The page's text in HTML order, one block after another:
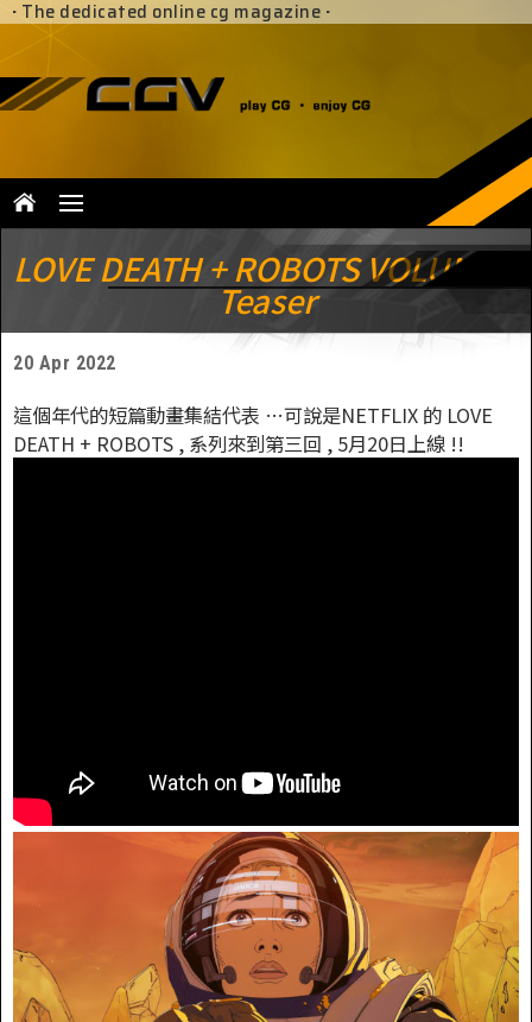
· The dedicated online cg magazine ·
LOVE DEATH + ROBOTS VOLUME 3
Teaser
20 Apr 2022
這個年代的短篇動畫集結代表 …可說是NETFLIX 的 LOVE
DEATH + ROBOTS , 系列來到第三回 , 5月20日上線 !!